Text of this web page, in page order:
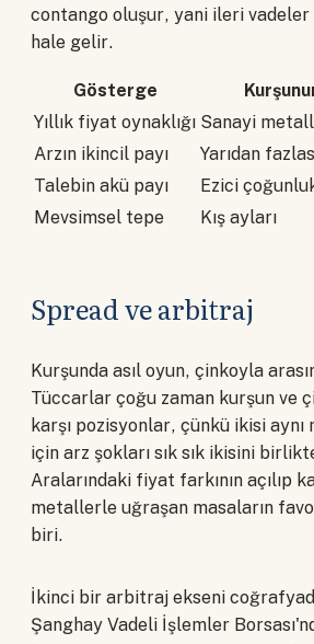
contango oluşur, yani ileri vadeler
hale gelir.
Gösterge
Yıllık fiyat oynaklığı Sanayi
Arzın ikincil payı
Yarıdan
Talebin akü payı
Ezici
Mevsimsel tepe
Kış ayları
Spread ve arbitraj
Kurşunda asıl oyun, çinkoyla
Tüccarlar çoğu zaman kurşun ve
karşı pozisyonlar, çünkü ikisi aynı
için arz şokları sık sık ikisini
Aralarındaki fiyat farkının açılıp
metallerle uğraşan masaların
biri.
İkinci bir arbitraj ekseni
Şanghay Vadeli İşlemler